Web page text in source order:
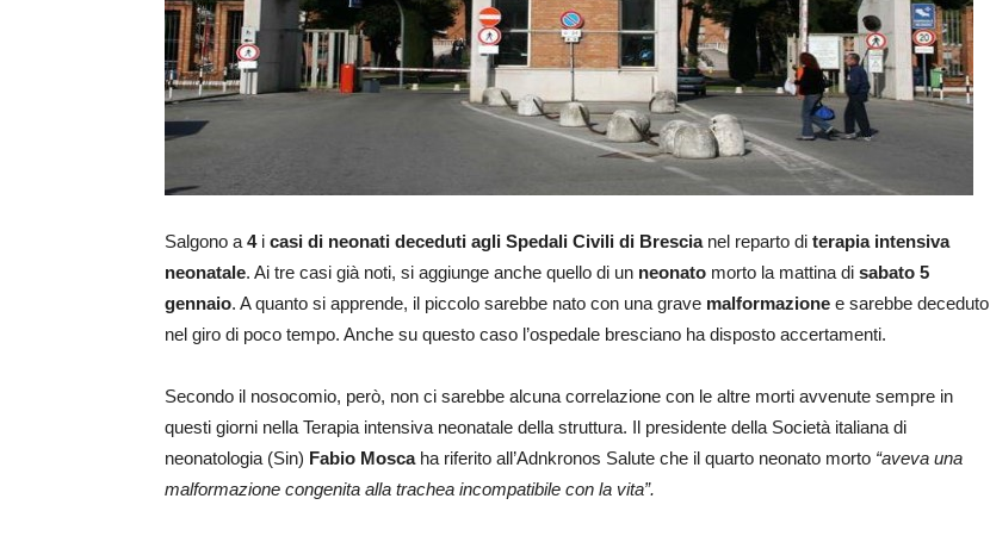
Salgono a 4i casi di neonati deceduti agli Spedali Civili di Brescia nel reparto di terapia intensiva
neonatale. Ai tre casi già noti, si aggiunge anche quello di un neonato morto la mattina di sabato 5
gennaio. A quanto si apprende, il piccolo sarebbe nato con una grave malformazione e sarebbe deceduto
nel giro di poco tempo. Anche su questo caso l’ospedale bresciano ha disposto accertamenti.
Secondo il nosocomio, però, non ci sarebbe alcuna correlazione con le altre morti avvenute sempre in
questi giorni nella Terapia intensiva neonatale della struttura. Il presidente della Società italiana di
neonatologia (Sin) Fabio Mosca ha riferito all’Adnkronos Salute che il quarto neonato morto “aveva una
malformazione congenita alla trachea incompatibile con la vita”.